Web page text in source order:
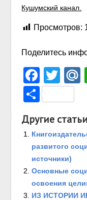
Кушумский канал.
Просмотров:
Поделитесь
Другие
развитого
источники)
Основные
освоения
ИЗ ИСТОРИИ